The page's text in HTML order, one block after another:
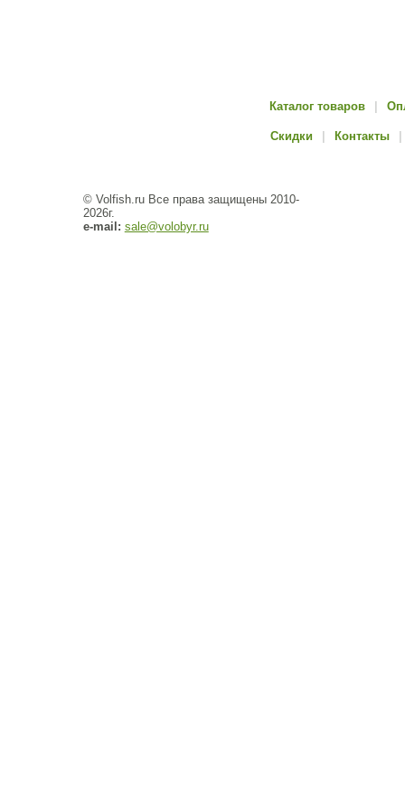
Каталог товаров
Скидки Контакты
© Volfish.ru Все права защищены 2010-
2026г.
e-mail: sale@volobyr.ru